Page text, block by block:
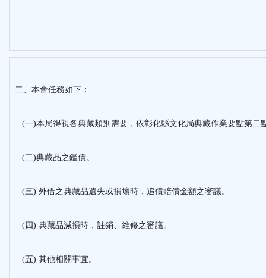
二、本會任務如下：
(一)本局得視各典藏類別需要，依彰化縣文化局典藏作業要點第二
(二)典藏品之鑑價。
(三) 外借之典藏品遺失或損壞時，追償賠償金額之審議。
(四) 典藏品減損時，註銷、維修之審議。
(五) 其他相關事宜。